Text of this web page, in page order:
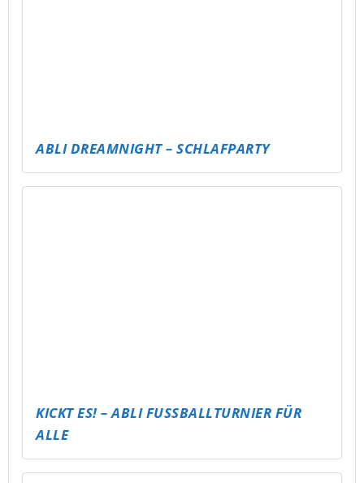
PUBG – ABLI MOBILE TOURNAMENT
ABLI SEECAMP – SCHLAFSACK &
STERNENHIMMEL